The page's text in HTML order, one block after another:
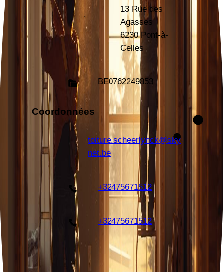
13 Rue des
Agasses
6230 Pont-à-
Celles
BE0762249853
Coordonnées
toiture.scheerlynck@sky
net.be
+32475671512
+32475671512